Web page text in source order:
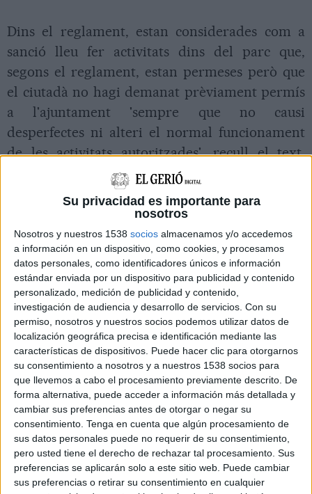
Su privacidad es importante para
nosotros
Nosotros y nuestros 1538 socios almacenamos y/o accedemos
a información en un dispositivo, como cookies, y procesamos
datos personales, como identificadores únicos e información
estándar enviada por un dispositivo para publicidad y contenido
personalizado, medición de publicidad y contenido,
investigación de audiencia y desarrollo de servicios. Con su
permiso, nosotros y nuestros socios podemos utilizar datos de
localización geográfica precisa e identificación mediante las
características de dispositivos. Puede hacer clic para otorgarnos
su consentimiento a nosotros y a nuestros 1538 socios para
que llevemos a cabo el procesamiento previamente descrito. De
forma alternativa, puede acceder a información más detallada y
cambiar sus preferencias antes de otorgar o negar su
consentimiento. Tenga en cuenta que algún procesamiento de
sus datos personales puede no requerir de su consentimiento,
pero usted tiene el derecho de rechazar tal procesamiento. Sus
preferencias se aplicarán solo a este sitio web. Puede cambiar
sus preferencias o retirar su consentimiento en cualquier
Dins el reglament, estan considerades com a
sanció lleu fer activitats dins del parc que,
segons el reglament, estan permeses però que
el ciutadà no hagi demanat prèviament permís
a l'ajuntament 'sempre que no causi
desperfectes ni alteri el normal funcionament
de les activitats autoritzades', recull el text.
També està considerada infracció lleu
enfrontar-se a una autoritat que demana al
ciutadà que compleixi les normes del parc.
Aquestes sancions preveuen multes de fins a
1.000 euros
Com a sancions greus, el text recull fer
activitats dins el parc sense autorització i que
causin problemes a les persones que usen la
Devesa i d'altres activitats permeses al parc. No
netejar el parc després de fer-ne un ús
autoritzat també està considerada falta greu i el
desacatament a l'autoritat també ho és.
Contaminar el sòl de la Devesa, causar danys no
greus a l'arbrat i el mobiliari urbà són també
considerades faltes greus. Aquestes infraccions